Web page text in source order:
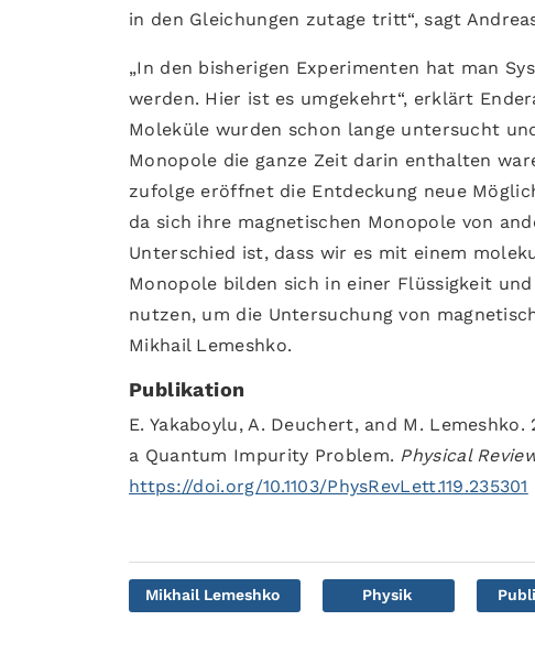
in den Gleichungen zutage tritt“, sagt
„In den bisherigen Experimenten hat man
werden. Hier ist es umgekehrt“, erklärt
Moleküle wurden schon lange untersucht
Monopole die ganze Zeit darin enthalten
zufolge eröffnet die Entdeckung neue
da sich ihre magnetischen Monopole von
Unterschied ist, dass wir es mit einem
Monopole bilden sich in einer Flüssigkeit
nutzen, um die Untersuchung von
Mikhail Lemeshko.
Publikation
E. Yakaboylu, A. Deuchert, and M.
a Quantum Impurity Problem. Physical
https://doi.org/10.1103/PhysRevLett.119.235301
Mikhail Lemeshko Physik